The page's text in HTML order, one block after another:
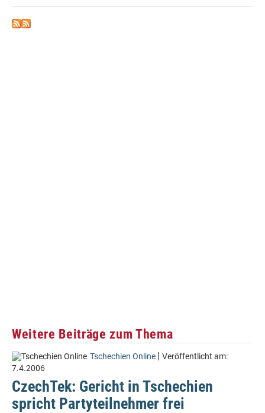
Weitere Beiträge zum Thema
Tschechien Online | Veröffentlicht am:
7.4.2006
CzechTek: Gericht in Tschechien
spricht Partyteilnehmer frei